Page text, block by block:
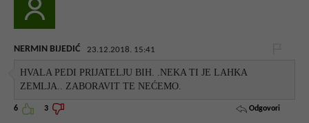
NERMIN BIJEDIĆ 23.12.2018. 15:41
HVALA PEDI PRIJATELJU BIH. .NEKA TI JE LAHKA
ZEMLJA.. ZABORAVIT TE NEĆEMO.
6 3 Odgovori